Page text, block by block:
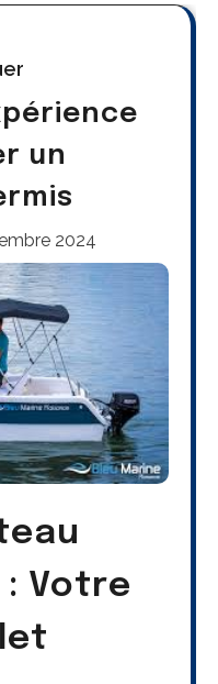
un
2024
: Votre